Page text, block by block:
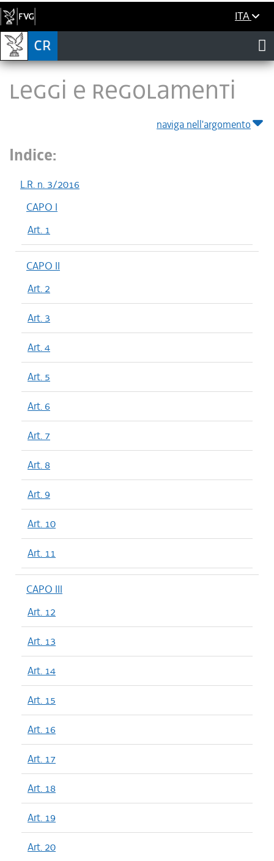
ITA
LEGGI E REGOLAMENTI
naviga nell'argomento
Indice:
L.R. n. 3/2016
CAPO I
Art. 1
CAPO II
Art. 2
Art. 3
Art. 4
Art. 5
Art. 6
Art. 7
Art. 8
Art. 9
Art. 10
Art. 11
CAPO III
Art. 12
Art. 13
Art. 14
Art. 15
Art. 16
Art. 17
Art. 18
Art. 19
Art. 20